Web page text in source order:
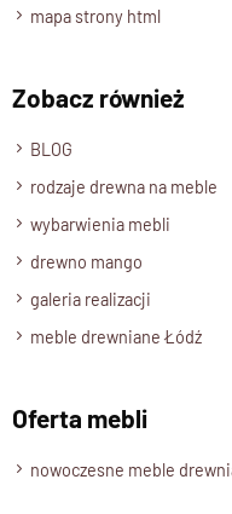
Szerokość
Wysokość
Głębokość
45 cm.
Półki
Wnętrze mebla w części
półki, półki są stałe.
Drzwi
drewniane panele
Drewno Palisander:
mapa strony html
Zobacz również
BLOG
rodzaje drewna na meble
wybarwienia mebli
drewno mango
galeria realizacji
meble drewniane Łódź
Oferta mebli
nowoczesne meble